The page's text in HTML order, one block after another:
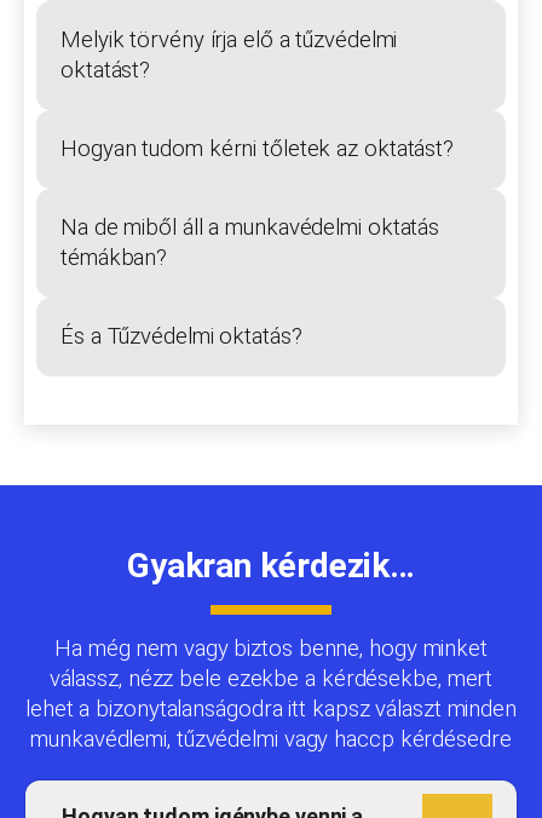
Melyik törvény írja elő a tűzvédelmi
oktatást?
Hogyan tudom kérni tőletek az oktatást?
Na de miből áll a munkavédelmi oktatás
témákban?
És a Tűzvédelmi oktatás?
Gyakran kérdezik…
Ha még nem vagy biztos benne, hogy minket
válassz, nézz bele ezekbe a kérdésekbe, mert
lehet a bizonytalanságodra itt kapsz választ minden
munkavédlemi, tűzvédelmi vagy haccp kérdésedre